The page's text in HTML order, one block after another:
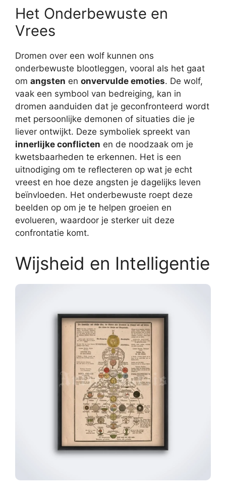
Het Onderbewuste en
Vrees
Dromen over een wolf kunnen ons
onderbewuste blootleggen, vooral als het gaat
om angsten en onvervulde emoties. De wolf,
vaak een symbool van bedreiging, kan in
dromen aanduiden dat je geconfronteerd wordt
met persoonlijke demonen of situaties die je
liever ontwijkt. Deze symboliek spreekt van
innerlijke conflicten en de noodzaak om je
kwetsbaarheden te erkennen. Het is een
uitnodiging om te reflecteren op wat je echt
vreest en hoe deze angsten je dagelijks leven
beïnvloeden. Het onderbewuste roept deze
beelden op om je te helpen groeien en
evolueren, waardoor je sterker uit deze
confrontatie komt.
Wijsheid en Intelligentie